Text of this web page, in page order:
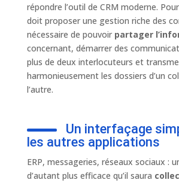
répondre l’outil de CRM moderne.
doit proposer une gestion riche des
nécessaire de pouvoir partager
concernant, démarrer des
plus de deux interlocuteurs et
harmonieusement les dossiers d’un
l’autre.
Un interfaçage
les autres applications
ERP, messageries, réseaux sociaux :
d’autant plus efficace qu’il saura